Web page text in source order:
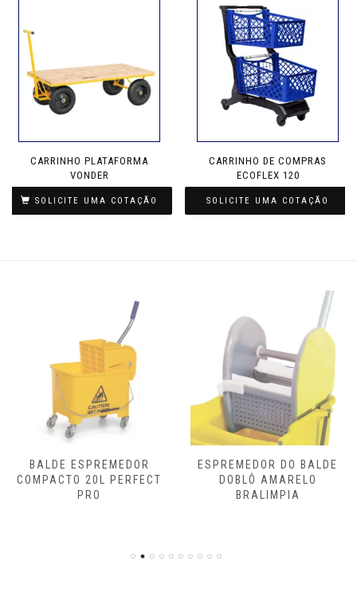
As
opções
podem
ser
escolhidas
na
página
CARRINHO PLATAFORMA
VONDER
SOLICITE UMA COTAÇÃO
CARRINHO DE COMPRAS
ECOFLEX 120
SOLICITE UMA COTAÇÃO
ser
escolhidas
na
página
do
produto
BALDE ESPREMEDOR
COMPACTO 20L PERFECT
PRO
ESPREMEDOR DO BALDE
DOBLÔ AMARELO
BRALIMPIA